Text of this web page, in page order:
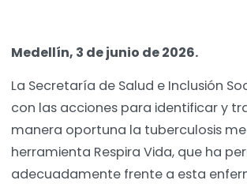
Medellín, 3 de junio de 2026.
La Secretaría de Salud e Inclusión
con las acciones para identificar y
manera oportuna la tuberculosis
herramienta Respira Vida, que ha
adecuadamente frente a esta